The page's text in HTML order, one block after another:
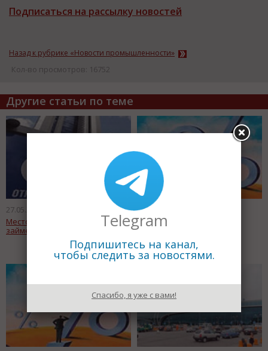
Подписаться на рассылку новостей
Назад к рубрике «Новости промышленности»
Кол-во просмотров: 16752
Другие статьи по теме
27.05.2011
Месторождениями в Румынии
займется дочка Газпрома
27.05.2011
За истекший период года
инфляция составила 4,6%
Telegram
Подпишитесь на канал,
чтобы следить за новостями.
Спасибо, я уже с вами!